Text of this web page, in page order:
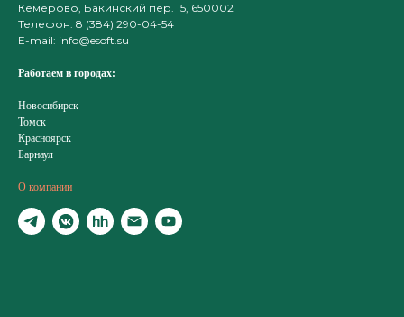
Кемерово, Бакинский пер. 15, 650002
Телефон: 8 (384) 290-04-54
E-mail: info@esoft.su
Работаем в городах:
Новосибирск
Томск
Красноярск
Барнаул
О компании